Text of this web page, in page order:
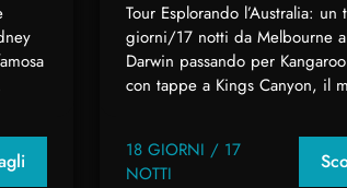
Tour Esplorando l’Australia:
giorni/17 notti da Melbourne
Darwin passando per
con tappe a Kings Canyon, il
18 GIORNI / 17
NOTTI